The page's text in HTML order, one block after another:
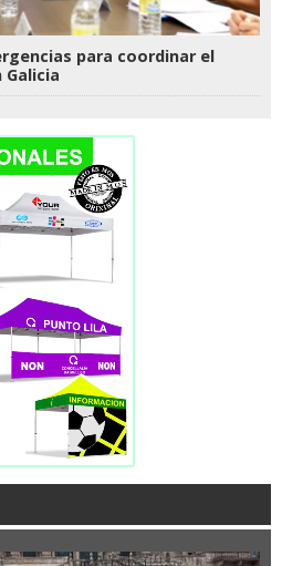
para coordinar el